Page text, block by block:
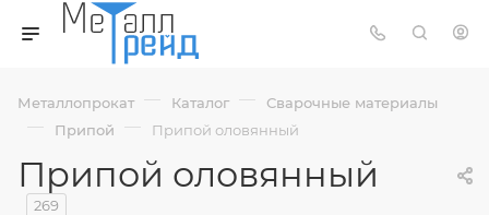
Металлопрокат — Каталог — Сварочные материалы
— Припой — Припой оловянный
Припой оловянный
269